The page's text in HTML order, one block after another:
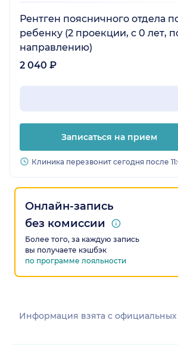
Рентген поясничного отдела
ребенку (2 проекции, с 0 лет,
направлению)
2 040 ₽
Записаться на прием
Клиника перезвонит сегодня после
Онлайн-запись
без комиссии
Более того, за каждую запись
вы получаете кэшбэк
по программе лояльности
Информация взята c официальных